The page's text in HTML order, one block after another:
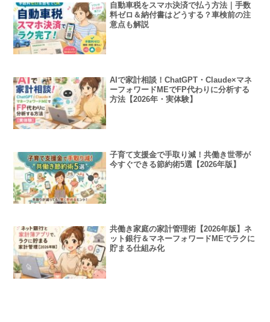
自動車税をスマホ決済で払う方法｜手数
料ゼロ＆納付書はどうする？車検前の注
意点も解説
AIで家計相談！ChatGPT・Claude×マネ
ーフォワードMEでFP代わりに分析する
方法【2026年・実体験】
子育て支援金で手取り減！共働き世帯が
今すぐできる節約術5選【2026年版】
共働き家庭の家計管理術【2026年版】ネ
ット銀行＆マネーフォワードMEでラクに
貯まる仕組み化